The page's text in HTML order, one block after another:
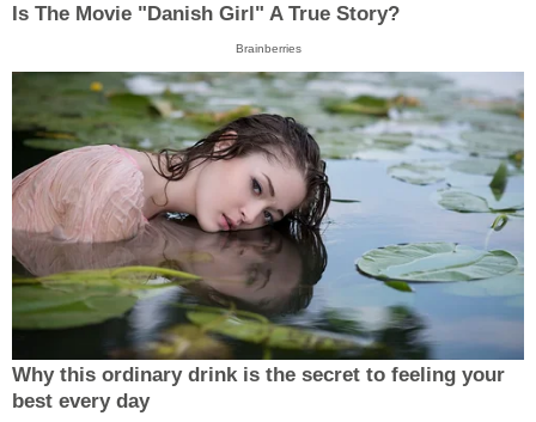
Is The Movie "Danish Girl" A True Story?
Brainberries
Why this ordinary drink is the secret to feeling your
best every day